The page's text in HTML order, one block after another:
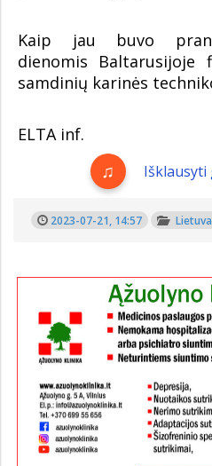
Kaip jau buvo
dienomis Baltarusijoje
samdinių karinės
ELTA inf.
2023-07-21, 14:57 Lietuva